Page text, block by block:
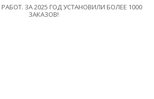
ЗА 2025 ГОД УСТАНОВИЛИ БОЛЕЕ 1000
ЗАКАЗОВ!